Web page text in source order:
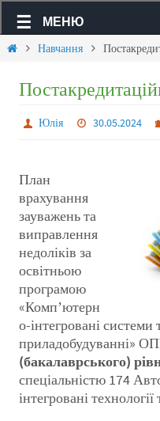
МЕНЮ
Навчання
Юлія 30.05.2024
План
врахування
зауважень та
виправлення
недоліків за
освітньою
програмою
«Компʼютерн
о-інтегровані системи
приладобудуванні»
(бакалаврського)
спеціальністю 174
інтегровані